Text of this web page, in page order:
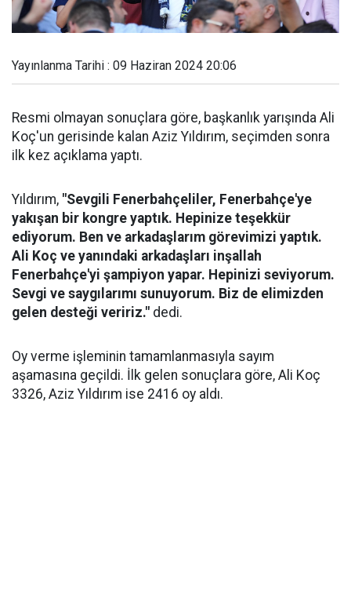
Yayınlanma Tarihi : 09 Haziran 2024 20:06
Resmi olmayan sonuçlara göre, başkanlık yarışında Ali
Koç'un gerisinde kalan Aziz Yıldırım, seçimden sonra
ilk kez açıklama yaptı.
Yıldırım, "Sevgili Fenerbahçeliler, Fenerbahçe'ye
yakışan bir kongre yaptık. Hepinize teşekkür
ediyorum. Ben ve arkadaşlarım görevimizi yaptık.
Ali Koç ve yanındaki arkadaşları inşallah
Fenerbahçe'yi şampiyon yapar. Hepinizi seviyorum.
Sevgi ve saygılarımı sunuyorum. Biz de elimizden
gelen desteği veririz." dedi.
Oy verme işleminin tamamlanmasıyla sayım
aşamasına geçildi. İlk gelen sonuçlara göre, Ali Koç
3326, Aziz Yıldırım ise 2416 oy aldı.